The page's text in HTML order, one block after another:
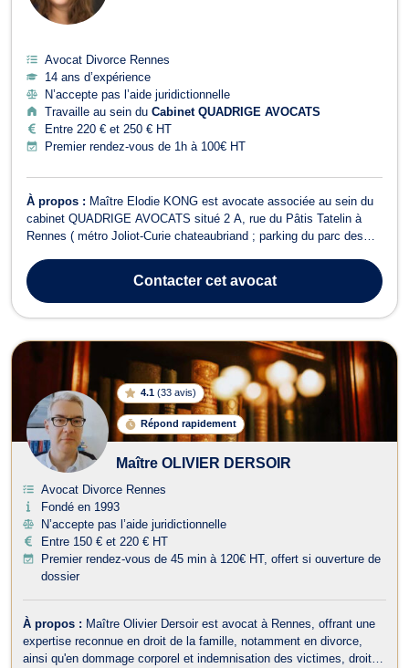
Avocat Divorce Rennes
14 ans d’expérience
N’accepte pas l’aide juridictionnelle
Travaille au sein du Cabinet QUADRIGE AVOCATS
Entre 220 € et 250 € HT
Premier rendez-vous de 1h à 100€ HT
À propos : Maître Elodie KONG est avocate associée au sein du
cabinet QUADRIGE AVOCATS situé 2 A, rue du Pâtis Tatelin à
Rennes ( métro Joliot-Curie chateaubriand ; parking du parc des
du Général de Gaulle. Elle vous propose conseils et assistance en
: - droit de la fami...
Contactercet avocat
4.1 (33 avis)
Répond rapidement
Maître OLIVIER DERSOIR
Avocat Divorce Rennes
Fondé en 1993
N’accepte pas l’aide juridictionnelle
Entre 150 € et 220 € HT
Premier rendez-vous de 45 min à 120€ HT, offert si ouverture de
dossier
À propos : Maître Olivier Dersoir est avocat à Rennes, offrant une
expertise reconnue en droit de la famille, notamment en divorce,
ainsi qu'en dommage corporel et indemnisation des victimes, droit